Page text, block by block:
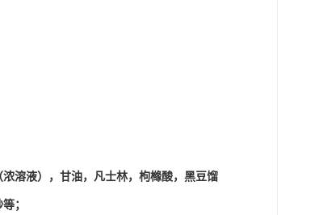
溶液），甘油，凡士林，枸橼酸，黑豆馏
；